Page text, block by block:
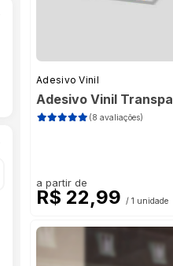
Adesivo Vinil
Adesivo Vinil
(8 avaliações)
a partir de
R$ 22,99 / 1 unidade